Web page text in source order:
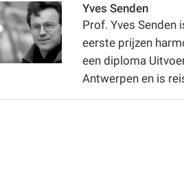
Yves Senden
Prof. Yves Senden
eerste prijzen
een diploma
Antwerpen en is